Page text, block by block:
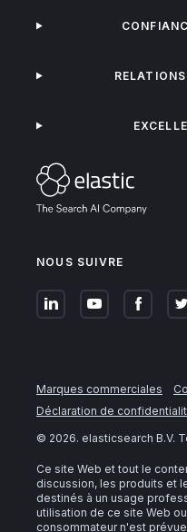
NOUS SUIVRE
Marques commerciales
Déclaration de
© 2026. elasticsearch B.V.
Ce site Web et tout le
discussion, les produits et
destinés à un usage
utilisation de ce site Web
consommateur n'est